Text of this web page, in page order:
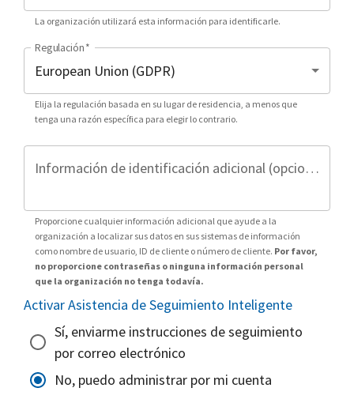
La organización utilizará esta información para identificarle.
Regulación*
Elija la regulación basada en su lugar de residencia, a menos que
tenga una razón específica para elegir lo contrario.
Información de identificación adicional (opcional)
Proporcione cualquier información adicional que ayude a la
organización a localizar sus datos en sus sistemas de información
como nombre de usuario, ID de cliente o número de cliente. Por favor,
no proporcione contraseñas o ninguna información personal
que la organización no tenga todavía.
Activar Asistencia de Seguimiento Inteligente
Sí, enviarme instrucciones de seguimiento
por correo electrónico
No, puedo administrar por mi cuenta